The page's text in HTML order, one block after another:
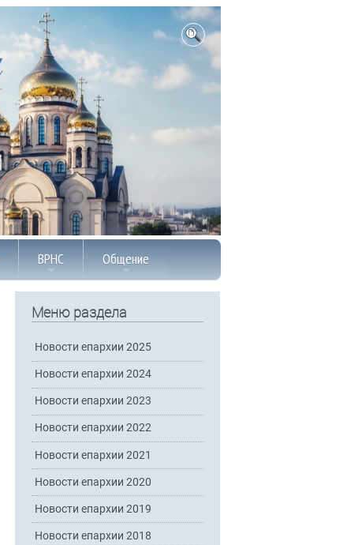
ВРНС Общение
Меню раздела
Новости епархии 2025
Новости епархии 2024
Новости епархии 2023
Новости епархии 2022
Новости епархии 2021
Новости епархии 2020
Новости епархии 2019
Новости епархии 2018